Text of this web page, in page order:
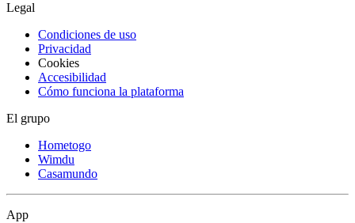
Legal
Condiciones de uso
Privacidad
Cookies
Accesibilidad
Cómo funciona la plataforma
El grupo
Hometogo
Wimdu
Casamundo
App